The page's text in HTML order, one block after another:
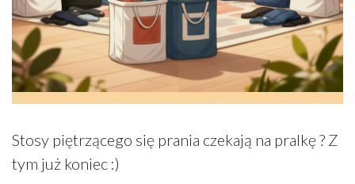
Stosy piętrzącego się prania czekają na pralkę ? Z
tym już koniec :)